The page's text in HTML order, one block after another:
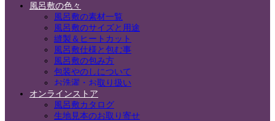
風呂敷の色々
風呂敷の素材一覧
風呂敷のサイズと用途
縫製＆ヒートカット
風呂敷仕様と包む事
風呂敷の包み方
包装やのしについて
お洗濯・お取り扱い
オンラインストア
風呂敷カタログ
生地見本のお取り寄せ